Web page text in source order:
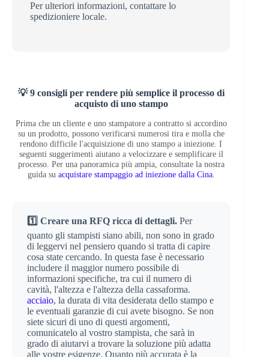
Per ulteriori informazioni, contattare lo
spedizioniere locale.
💡 9 consigli per rendere più semplice il processo di
acquisto di uno stampo
Prima che un cliente e uno stampatore a contratto si accordino
su un prodotto, possono verificarsi numerosi tira e molla che
rendono difficile l'acquisizione di uno stampo a iniezione. I
seguenti suggerimenti aiutano a velocizzare e semplificare il
processo. Per una panoramica più ampia, consultate la nostra
guida su acquistare stampaggio ad iniezione dalla Cina.
1️⃣ Creare una RFQ ricca di dettagli. Per
quanto gli stampisti siano abili, non sono in grado
di leggervi nel pensiero quando si tratta di capire
cosa state cercando. In questa fase è necessario
includere il maggior numero possibile di
informazioni specifiche, tra cui il numero di
cavità, l'altezza e l'altezza della cassaforma.
acciaio, la durata di vita desiderata dello stampo e
le eventuali garanzie di cui avete bisogno. Se non
siete sicuri di uno di questi argomenti,
comunicatelo al vostro stampista, che sarà in
grado di aiutarvi a trovare la soluzione più adatta
alle vostre esigenze. Quanto più accurata è la